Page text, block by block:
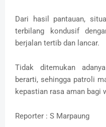
Dari hasil pantauan,
terbilang kondusif
berjalan tertib dan lancar.
Tidak ditemukan
berarti, sehingga patroli
kepastian rasa aman bagi
Reporter : S Marpaung